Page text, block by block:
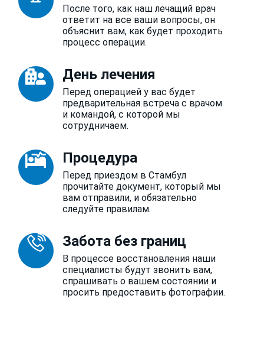
После того, как наш лечащий врач
ответит на все ваши вопросы, он
объяснит вам, как будет проходить
процесс операции.
День лечения
Перед операцией у вас будет
предварительная встреча с врачом
и командой, с которой мы
сотрудничаем.
Процедура
Перед приездом в Стамбул
прочитайте документ, который мы
вам отправили, и обязательно
следуйте правилам.
Забота без границ
В процессе восстановления наши
специалисты будут звонить вам,
спрашивать о вашем состоянии и
просить предоставить фотографии.